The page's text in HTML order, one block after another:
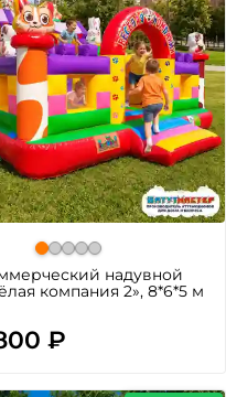
надувной
компания 2», 8*6*5 м
₽